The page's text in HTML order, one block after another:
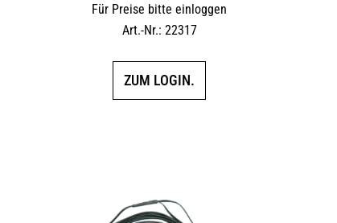
Für Preise bitte einloggen
Art.-Nr.: 22317
ZUM LOGIN.